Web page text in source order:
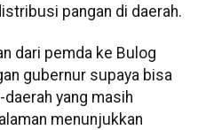
pangan di daerah.
dari pemda ke Bulog
gubernur supaya bisa
yang masih
menunjukkan